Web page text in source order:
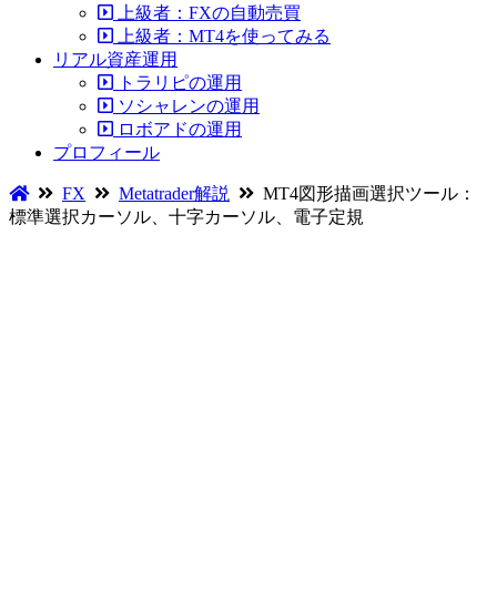
上級者：FXの自動売買
上級者：MT4を使ってみる
リアル資産運用
トラリピの運用
ソシャレンの運用
ロボアドの運用
プロフィール
FX Metatrader解説
MT4図形描画選択ツール：
標準選択カーソル、十字カーソル、電子定規